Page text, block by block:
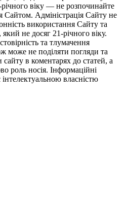
віку — не розпочинайте
Сайтом. Адміністрація Сайту не
використання Сайту та
не досяг 21-річного віку.
та тлумачення
може не поділяти погляди та
в коментарях до статей, а
роль носія. Інформаційні
власністю